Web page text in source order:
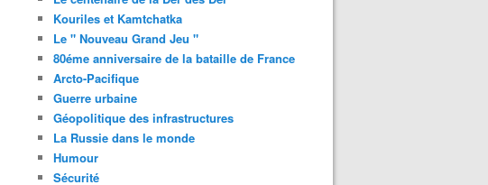
Kouriles et Kamtchatka
Le " Nouveau Grand Jeu "
80éme anniversaire de la bataille de France
Arcto-Pacifique
Guerre urbaine
Géopolitique des infrastructures
La Russie dans le monde
Humour
Sécurité